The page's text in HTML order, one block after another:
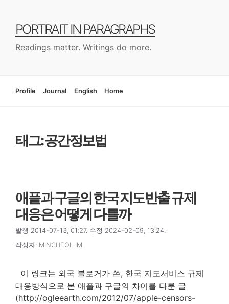
PORTRAIT IN PARAGRAPHS
Readings matter. Writings do more.
Profile Journal English Home
태그: 공간정보법
애플과 구글의 한국 지도반출 규제
대응은 어떻게 다를까
발행 2014-07-13, 01:27. 수정 2024-02-09, 13:24.
작성자: MINCHEOL IM
이 링크는 외국 블로거가 쓴, 한국 지도서비스 규제
대응방식으로 본 애플과 구글의 차이를 다룬 글
(http://ogleearth.com/2012/07/apple-censors-